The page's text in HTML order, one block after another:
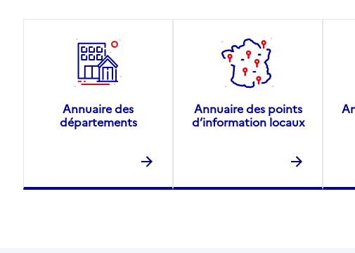
Annuaire des
départements
Annuaire des points
d’information locaux